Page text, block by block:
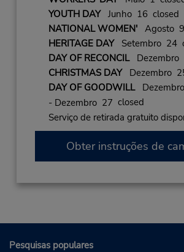
YOUTH DAYJunho 16 closed
NATIONAL WOMEN'Agosto 9
HERITAGE DAYSetembro 24
DAY OF RECONCILDezembro
CHRISTMAS DAYDezembro
DAY OF GOODWILL
- Dezembro 27 closed
Serviço de retirada gratuito
Obter instruções de
Pesquisas populares